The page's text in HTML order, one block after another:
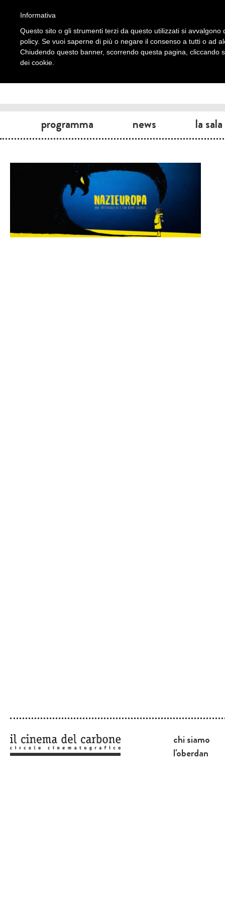
programma news la sala
chi siamo
l'oberdan
Informativa
Questo sito o gli strumenti terzi da questo utilizzati si
policy. Se vuoi saperne di più o negare il consenso a tutti o ad
Chiudendo questo banner, scorrendo questa pagina, cliccando
dei cookie.